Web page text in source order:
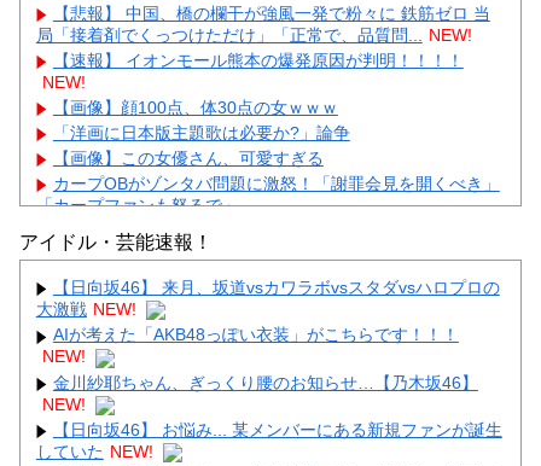
【悲報】 中国、橋の欄干が強風一発で粉々に 鉄筋ゼロ 当
局「接着剤でくっつけただけ」「正常で、品質問...
NEW!
【速報】 イオンモール熊本の爆発原因が判明！！！！
NEW!
【画像】顔100点、体30点の女ｗｗｗ
「洋画に日本版主題歌は必要か?」論争
【画像】この女優さん、可愛すぎる
カープOBがゾンタバ問題に激怒！「謝罪会見を開くべき」
「カープファンも怒るで」
【画像】顔100点、体30点の女ｗｗｗ
Powered by livedoor 相互RSS
アイドル・芸能速報！
【日向坂46】 来月、坂道vsカワラボvsスタダvsハロプロの
大激戦 NEW!
AIが考えた「AKB48っぽい衣装」がこちらです！！！
NEW!
金川紗耶ちゃん、ぎっくり腰のお知らせ…【乃木坂46】
NEW!
【日向坂46】 お悩み... 某メンバーにある新規ファンが誕生
していた NEW!